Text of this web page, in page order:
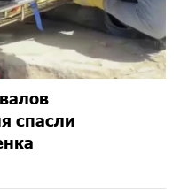
спасли